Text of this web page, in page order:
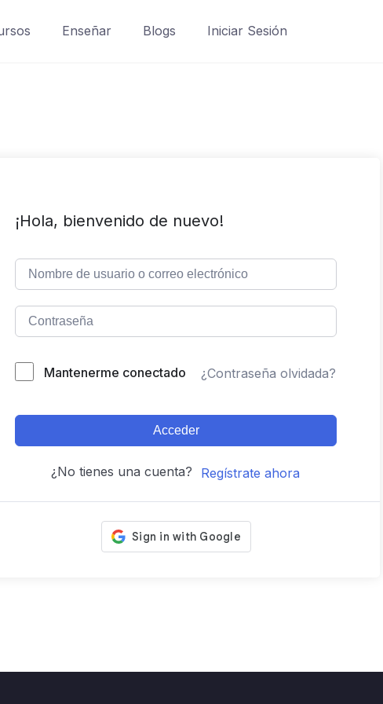
Enseñar Blogs Iniciar Sesión
¡Hola, bienvenido de nuevo!
Mantenerme conectado ¿Contraseña olvidada?
Acceder
¿No tienes una cuenta? Regístrate ahora